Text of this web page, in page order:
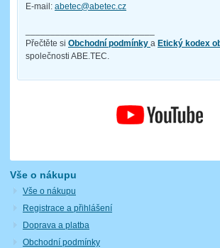
E-mail: abetec@abetec.cz
Přečtěte si Obchodní podmínky a Etický kodex
společnosti ABE.TEC.
Vše o nákupu
Vše o nákupu
Registrace a přihlášení
Doprava a platba
Obchodní podmínky